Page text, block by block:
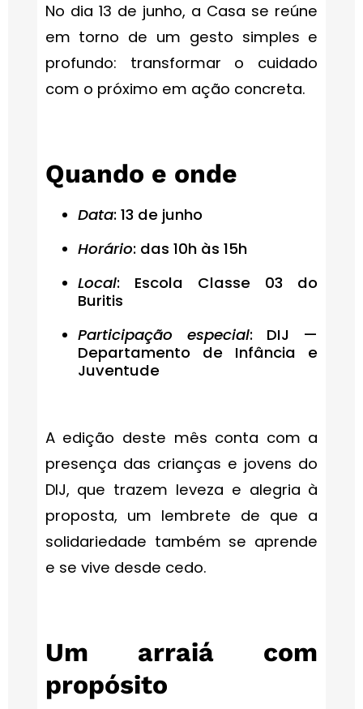
No dia 13 de junho, a Casa se reúne
em torno de um gesto simples e
profundo: transformar o cuidado
com o próximo em ação concreta.
Quando e onde
Data: 13 de junho
Horário: das 10h às 15h
Local: Escola Classe 03 do
Buritis
Participação especial: DIJ —
Departamento de Infância e
Juventude
A edição deste mês conta com a
presença das crianças e jovens do
DIJ, que trazem leveza e alegria à
proposta, um lembrete de que a
solidariedade também se aprende
e se vive desde cedo.
Um arraiá com
propósito